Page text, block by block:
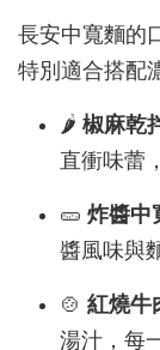
長安中寬麵的
特別適合搭配
🌶 椒麻乾
直衝味蕾
🥒 炸醬中
醬風味與
🍲 紅燒牛
湯汁，每